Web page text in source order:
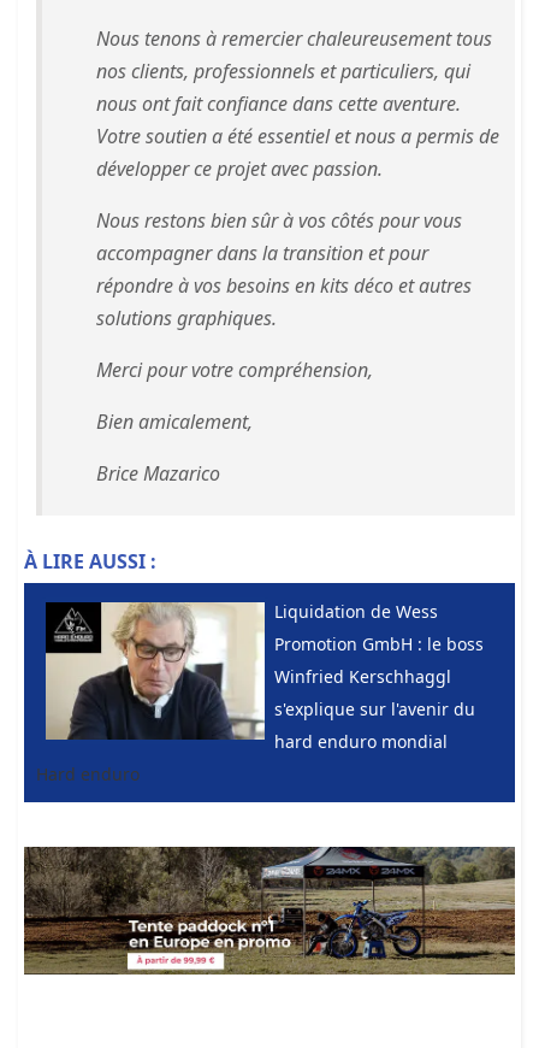
Nous tenons à remercier chaleureusement tous
nos clients, professionnels et particuliers, qui
nous ont fait confiance dans cette aventure.
Votre soutien a été essentiel et nous a permis de
développer ce projet avec passion.
Nous restons bien sûr à vos côtés pour vous
accompagner dans la transition et pour
répondre à vos besoins en kits déco et autres
solutions graphiques.
Merci pour votre compréhension,
Bien amicalement,
Brice Mazarico
À LIRE AUSSI :
Liquidation de Wess
Promotion GmbH : le boss
Winfried Kerschhaggl
s'explique sur l'avenir du
hard enduro mondial
Hard enduro